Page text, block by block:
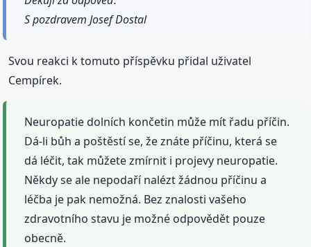
S pozdravem Josef Dostal
Svou reakci k tomuto příspěvku přidal uživatel
Cempírek.
Neuropatie dolních končetin může mít řadu příčin.
Dá-li bůh a poštěstí se, že znáte příčinu, která se
dá léčit, tak můžete zmírnit i projevy neuropatie.
Někdy se ale nepodaří nalézt žádnou příčinu a
léčba je pak nemožná. Bez znalosti vašeho
zdravotního stavu je možné odpovědět pouze
obecně.